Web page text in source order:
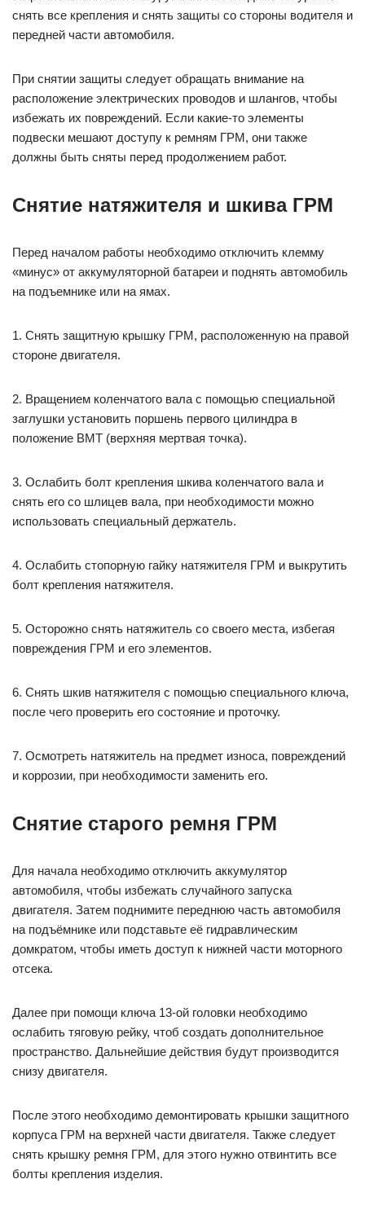
снять все крепления и снять защиты со стороны водителя и
передней части автомобиля.
При снятии защиты следует обращать внимание на
расположение электрических проводов и шлангов, чтобы
избежать их повреждений. Если какие-то элементы
подвески мешают доступу к ремням ГРМ, они также
должны быть сняты перед продолжением работ.
Снятие натяжителя и шкива ГРМ
Перед началом работы необходимо отключить клемму
«минус» от аккумуляторной батареи и поднять автомобиль
на подъемнике или на ямах.
1. Снять защитную крышку ГРМ, расположенную на правой
стороне двигателя.
2. Вращением коленчатого вала с помощью специальной
заглушки установить поршень первого цилиндра в
положение ВМТ (верхняя мертвая точка).
3. Ослабить болт крепления шкива коленчатого вала и
снять его со шлицев вала, при необходимости можно
использовать специальный держатель.
4. Ослабить стопорную гайку натяжителя ГРМ и выкрутить
болт крепления натяжителя.
5. Осторожно снять натяжитель со своего места, избегая
повреждения ГРМ и его элементов.
6. Снять шкив натяжителя с помощью специального ключа,
после чего проверить его состояние и проточку.
7. Осмотреть натяжитель на предмет износа, повреждений
и коррозии, при необходимости заменить его.
Снятие старого ремня ГРМ
Для начала необходимо отключить аккумулятор
автомобиля, чтобы избежать случайного запуска
двигателя. Затем поднимите переднюю часть автомобиля
на подъёмнике или подставьте её гидравлическим
домкратом, чтобы иметь доступ к нижней части моторного
отсека.
Далее при помощи ключа 13-ой головки необходимо
ослабить тяговую рейку, чтоб создать дополнительное
пространство. Дальнейшие действия будут производится
снизу двигателя.
После этого необходимо демонтировать крышки защитного
корпуса ГРМ на верхней части двигателя. Также следует
снять крышку ремня ГРМ, для этого нужно отвинтить все
болты крепления изделия.